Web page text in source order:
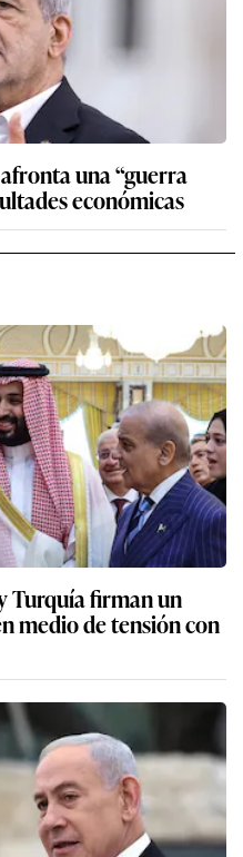
una “guerra
económicas
Turquía firman un
medio de tensión con